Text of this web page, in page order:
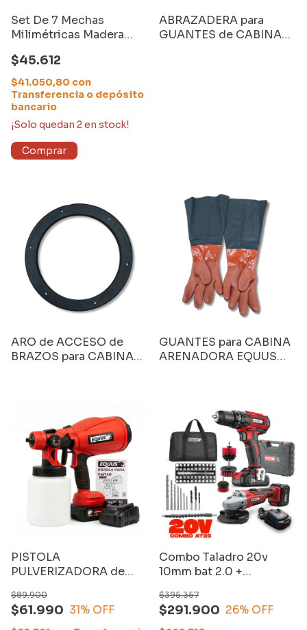
Set De 7 Mechas
Milimétricas Madera
$45.612
$41.050,80 con
Transferencia o depósito
bancario
¡Solo quedan 2en stock!
ABRAZADERA para
GUANTES de CABINA
ARO de ACCESO de
BRAZOS para CABINA
GUANTES para CABINA
ARENADORA EQUUS
PISTOLA
PULVERIZADORA de
con UNA BATERÍA de
4000mAh y CARGADOR
$61.990
$89.900
31% OFF
Combo Taladro 20v
10mm bat 2.0 +
$291.900
$395.357
26% OFF